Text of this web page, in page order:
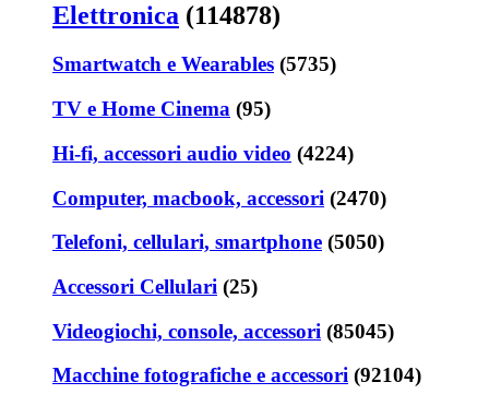
Elettronica (114878)
Smartwatch e Wearables (5735)
TV e Home Cinema (95)
Hi-fi, accessori audio video (4224)
Computer, macbook, accessori (2470)
Telefoni, cellulari, smartphone (5050)
Accessori Cellulari (25)
Videogiochi, console, accessori (85045)
Macchine fotografiche e accessori (92104)